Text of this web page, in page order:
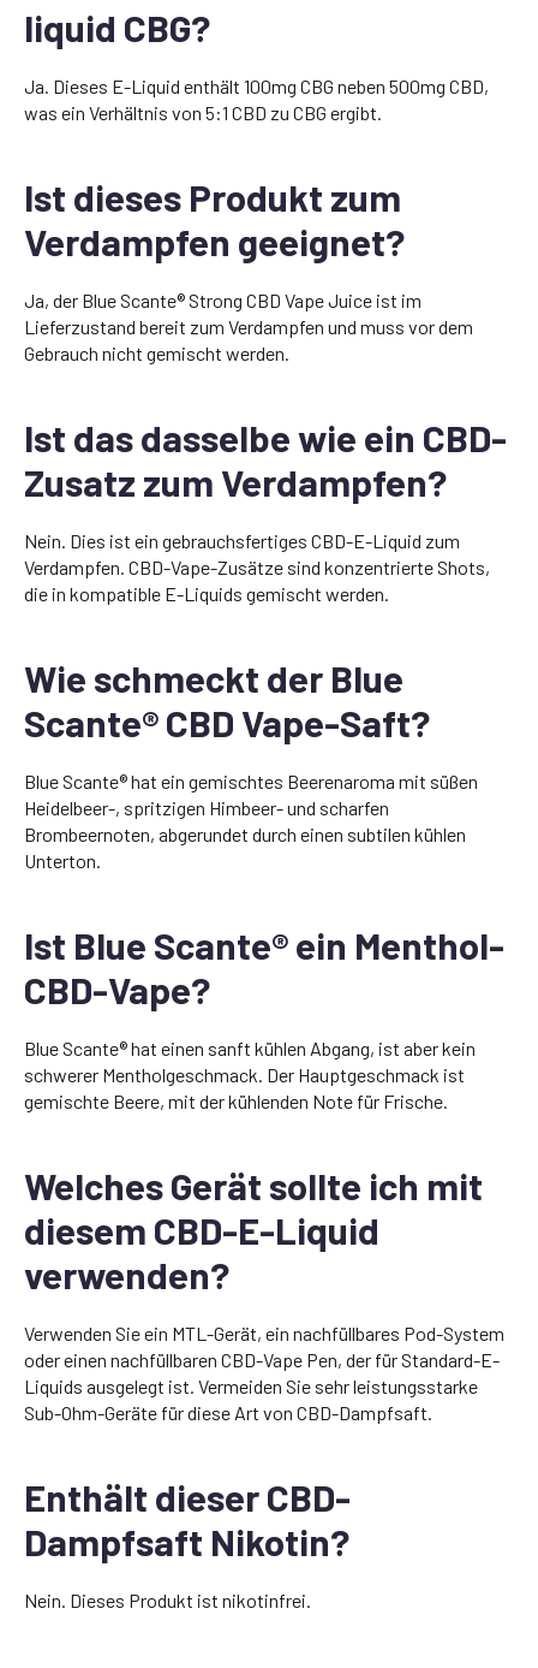
liquid CBG?
Ja. Dieses E-Liquid enthält 100mg CBG neben 500mg CBD,
was ein Verhältnis von 5:1 CBD zu CBG ergibt.
Ist dieses Produkt zum
Verdampfen geeignet?
Ja, der Blue Scante® Strong CBD Vape Juice ist im
Lieferzustand bereit zum Verdampfen und muss vor dem
Gebrauch nicht gemischt werden.
Ist das dasselbe wie ein CBD-
Zusatz zum Verdampfen?
Nein. Dies ist ein gebrauchsfertiges CBD-E-Liquid zum
Verdampfen. CBD-Vape-Zusätze sind konzentrierte Shots,
die in kompatible E-Liquids gemischt werden.
Wie schmeckt der Blue
Scante® CBD Vape-Saft?
Blue Scante® hat ein gemischtes Beerenaroma mit süßen
Heidelbeer-, spritzigen Himbeer- und scharfen
Brombeernoten, abgerundet durch einen subtilen kühlen
Unterton.
Ist Blue Scante® ein Menthol-
CBD-Vape?
Blue Scante® hat einen sanft kühlen Abgang, ist aber kein
schwerer Mentholgeschmack. Der Hauptgeschmack ist
gemischte Beere, mit der kühlenden Note für Frische.
Welches Gerät sollte ich mit
diesem CBD-E-Liquid
verwenden?
Verwenden Sie ein MTL-Gerät, ein nachfüllbares Pod-System
oder einen nachfüllbaren CBD-Vape Pen, der für Standard-E-
Liquids ausgelegt ist. Vermeiden Sie sehr leistungsstarke
Sub-Ohm-Geräte für diese Art von CBD-Dampfsaft.
Enthält dieser CBD-
Dampfsaft Nikotin?
Nein. Dieses Produkt ist nikotinfrei.